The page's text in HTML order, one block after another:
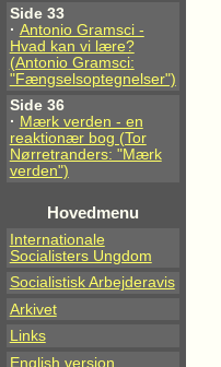
Side 33
· Antonio Gramsci -
Hvad kan vi lære?
(Antonio Gramsci:
"Fængselsoptegnelser")
Side 36
· Mærk verden - en
reaktionær bog (Tor
Nørretranders: "Mærk
verden")
Hovedmenu
Internationale
Socialisters Ungdom
Socialistisk Arbejderavis
Arkivet
Links
English version